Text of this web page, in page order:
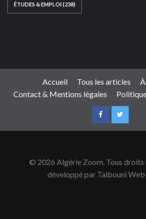
ÉTUDES & EMPLOI(238)
Accueil Tous les articles
Contact & Mentions légales
© 2026 Algérie Zoom. Tous droits
développé par Taibouni